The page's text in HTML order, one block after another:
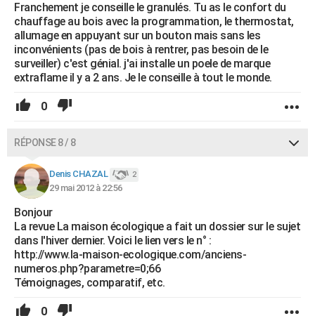
Franchement je conseille le granulés. Tu as le confort du
chauffage au bois avec la programmation, le thermostat,
allumage en appuyant sur un bouton mais sans les
inconvénients (pas de bois à rentrer, pas besoin de le
surveiller) c'est génial. j'ai installe un poele de marque
extraflame il y a 2 ans. Je le conseille à tout le monde.
0
RÉPONSE 8 / 8
Denis CHAZAL 2
29 mai 2012 à 22:56
Bonjour
La revue La maison écologique a fait un dossier sur le sujet
dans l'hiver dernier. Voici le lien vers le n° :
http://www.la-maison-ecologique.com/anciens-
numeros.php?parametre=0;66
Témoignages, comparatif, etc.
0